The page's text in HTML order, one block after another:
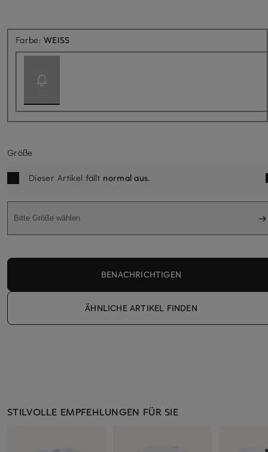
Farbe:WEISSAktuell nicht verfügbar
Größe
Dieser Artikel fällt normal aus.
Bitte Größe wählen
BENACHRICHTIGEN
ÄHNLICHE ARTIKEL FINDEN
STILVOLLE EMPFEHLUNGEN FÜR SIE